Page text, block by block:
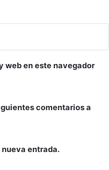
web en este navegador
comentarios a
entrada.